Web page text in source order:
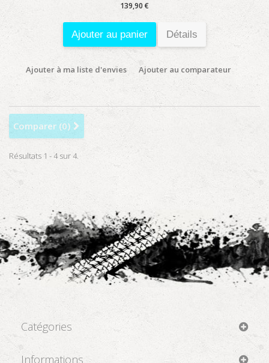
139,90 €
Ajouter au panier Détails
Ajouter à ma liste d'envies Ajouter au comparateur
Comparer (0)
Résultats 1 - 4 sur 4.
Catégories
Informations